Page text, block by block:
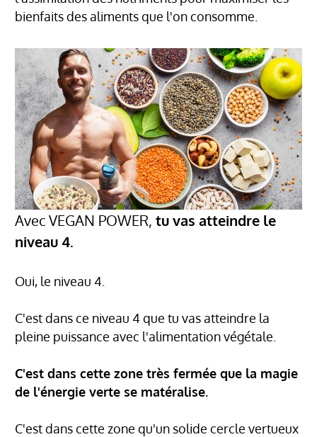
bienfaits des aliments que l'on consomme.
Avec VEGAN POWER, tu vas atteindre le
niveau 4.
Oui, le niveau 4.
C'est dans ce niveau 4 que tu vas atteindre la
pleine puissance avec l'alimentation végétale.
C'est dans cette zone très fermée que la magie
de l'énergie verte se matéralise.
C'est dans cette zone qu'un solide cercle vertueux